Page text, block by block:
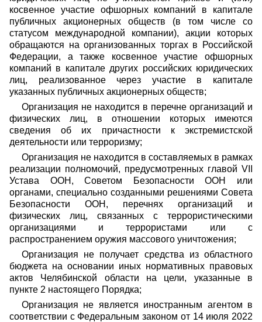
косвенное участие офшорных компаний в капитале
публичных акционерных обществ (в том числе со
статусом международной компании), акции которых
обращаются на организованных торгах в Российской
Федерации, а также косвенное участие офшорных
компаний в капитале других российских юридических
лиц, реализованное через участие в капитале
указанных публичных акционерных обществ;
Организация не находится в перечне организаций и
физических лиц, в отношении которых имеются
сведения об их причастности к экстремистской
деятельности или терроризму;
Организация не находится в составляемых в рамках
реализации полномочий, предусмотренных главой VII
Устава ООН, Советом Безопасности ООН или
органами, специально созданными решениями Совета
Безопасности ООН, перечнях организаций и
физических лиц, связанных с террористическими
организациями и террористами или с
распространением оружия массового уничтожения;
Организация не получает средства из областного
бюджета на основании иных нормативных правовых
актов Челябинской области на цели, указанные в
пункте 2 настоящего Порядка;
Организация не является иностранным агентом в
соответствии с Федеральным законом от 14 июля 2022